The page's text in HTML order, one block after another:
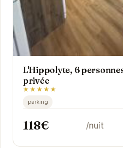
L'Hippolyte, 6
privée
★★★★★
parking
118€ /nuit